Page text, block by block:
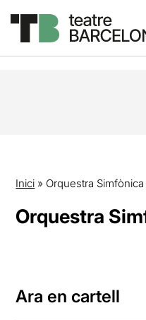
Inici » Orquestra
Orquestra
Ara en cartell